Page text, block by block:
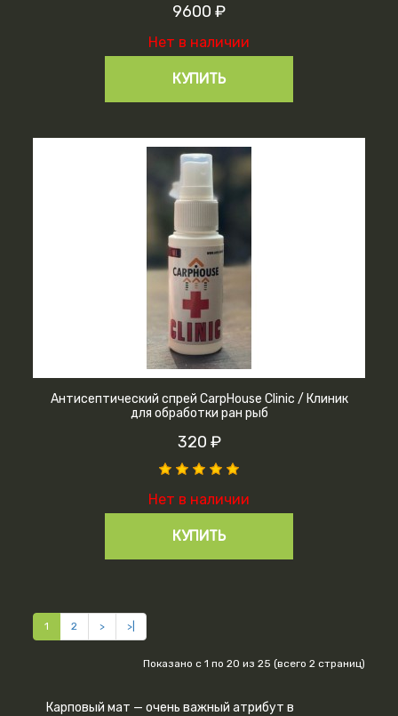
9600 ₽
Нет в наличии
КУПИТЬ
Антисептический спрей CarpHouse Clinic / Клиник
для обработки ран рыб
320 ₽
Нет в наличии
КУПИТЬ
1 2 > >|
Показано с 1 по 20 из 25 (всего 2 страниц)
Карповый мат — очень важный атрибут в